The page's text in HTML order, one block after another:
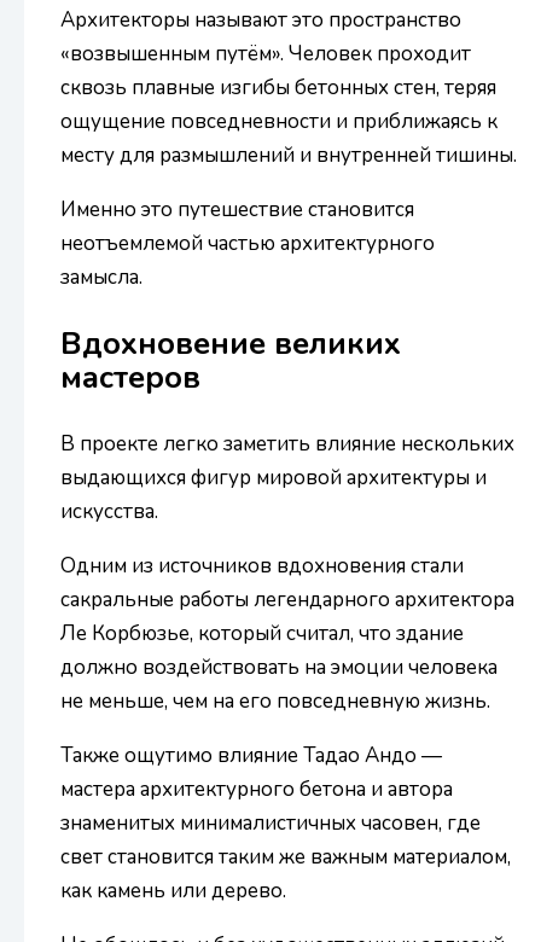
Архитекторы называют это пространство
«возвышенным путём». Человек проходит
сквозь плавные изгибы бетонных стен, теряя
ощущение повседневности и приближаясь к
месту для размышлений и внутренней тишины.
Именно это путешествие становится
неотъемлемой частью архитектурного
замысла.
Вдохновение великих
мастеров
В проекте легко заметить влияние нескольких
выдающихся фигур мировой архитектуры и
искусства.
Одним из источников вдохновения стали
сакральные работы легендарного архитектора
Ле Корбюзье, который считал, что здание
должно воздействовать на эмоции человека
не меньше, чем на его повседневную жизнь.
Также ощутимо влияние Тадао Андо —
мастера архитектурного бетона и автора
знаменитых минималистичных часовен, где
свет становится таким же важным материалом,
как камень или дерево.